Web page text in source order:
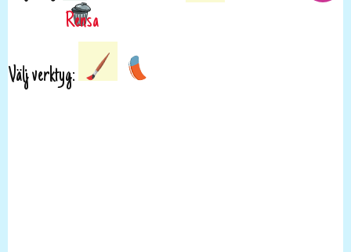
Välj verktyg: